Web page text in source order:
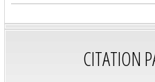
CITATION